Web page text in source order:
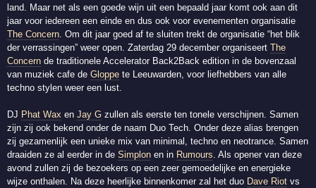
land. Maar net als een goede wijn uit een bepaald jaar komt ook aan dit
jaar voor iedereen een einde en dus ook voor evenementen organisatie
The Concern . Om dit jaar goed af te sluiten trekt de organisatie “het blik
der verrassingen” weer open. Zaterdag 29 december organiseertThe
Concern de traditionele Accelerator Back2Back edition in de bovenzaal
van muziek cafe deGloppe te Leeuwarden, voor liefhebbers van alle
techno stylen weer een lust.
DJ Phat Wax enJay G zullen als eerste ten tonele verschijnen. Samen
zijn zij ook bekend onder de naam Duo Tech. Onder deze alias brengen
zij gezamenlijk een unieke mix van minimal, techno en neotrance. Samen
draaiden ze al eerder in deSimplon en in Rumours . Als opener van deze
avond zullen zij de bezoekers op een zeer gemoedelijke en energieke
wijze onthalen. Na deze heerlijke binnenkomer zal het duo Dave Riot vs